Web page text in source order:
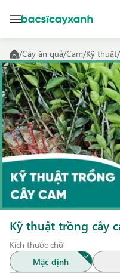
/Cây ăn quả/Cam/Kỹ thuật/
Kỹ thuật trồng cây
Kích thước chữ
Mặc định